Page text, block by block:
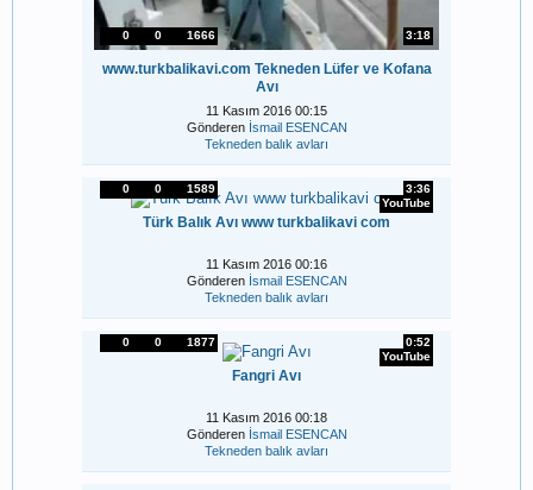
0 0 1666 3:18
www.turkbalikavi.com Tekneden Lüfer ve Kofana
Avı
11 Kasım 2016 00:15
Gönderen İsmail ESENCAN
Tekneden balık avları
YouTube
0 0 1589 3:36
Türk Balık Avı www turkbalikavi com
11 Kasım 2016 00:16
Gönderen İsmail ESENCAN
Tekneden balık avları
YouTube
0 0 1877 0:52
Fangri Avı
11 Kasım 2016 00:18
Gönderen İsmail ESENCAN
Tekneden balık avları